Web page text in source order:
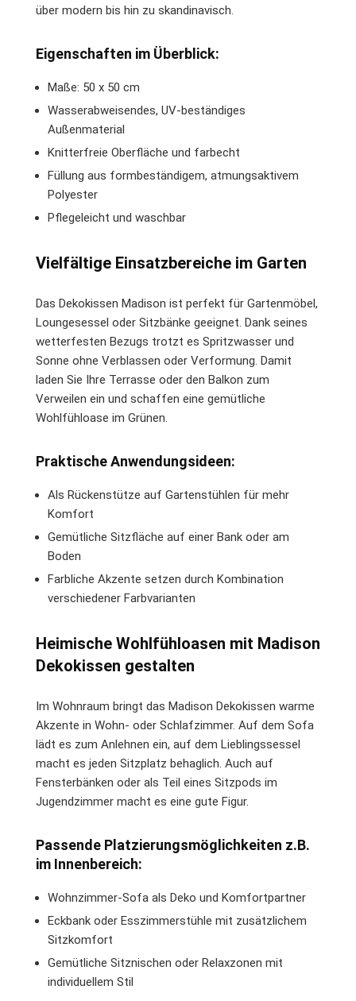
über modern bis hin zu skandinavisch.
Eigenschaften im Überblick:
Maße: 50 x 50 cm
Wasserabweisendes, UV-beständiges
Außenmaterial
Knitterfreie Oberfläche und farbecht
Füllung aus formbeständigem, atmungsaktivem
Polyester
Pflegeleicht und waschbar
Vielfältige Einsatzbereiche im Garten
Das Dekokissen Madison ist perfekt für Gartenmöbel,
Loungesessel oder Sitzbänke geeignet. Dank seines
wetterfesten Bezugs trotzt es Spritzwasser und
Sonne ohne Verblassen oder Verformung. Damit
laden Sie Ihre Terrasse oder den Balkon zum
Verweilen ein und schaffen eine gemütliche
Wohlfühloase im Grünen.
Praktische Anwendungsideen:
Als Rückenstütze auf Gartenstühlen für mehr
Komfort
Gemütliche Sitzfläche auf einer Bank oder am
Boden
Farbliche Akzente setzen durch Kombination
verschiedener Farbvarianten
Heimische Wohlfühloasen mit Madison
Dekokissen gestalten
Im Wohnraum bringt das Madison Dekokissen warme
Akzente in Wohn- oder Schlafzimmer. Auf dem Sofa
lädt es zum Anlehnen ein, auf dem Lieblingssessel
macht es jeden Sitzplatz behaglich. Auch auf
Fensterbänken oder als Teil eines Sitzpods im
Jugendzimmer macht es eine gute Figur.
Passende Platzierungsmöglichkeiten z.B.
im Innenbereich:
Wohnzimmer-Sofa als Deko und Komfortpartner
Eckbank oder Esszimmerstühle mit zusätzlichem
Sitzkomfort
Gemütliche Sitznischen oder Relaxzonen mit
individuellem Stil